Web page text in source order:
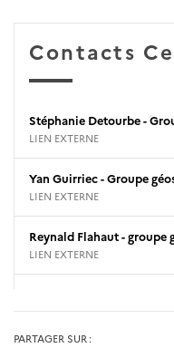
Contacts
Stéphanie Detourbe -
LIEN EXTERNE
Yan Guirriec - Groupe
LIEN EXTERNE
Reynald Flahaut - groupe
LIEN EXTERNE
PARTAGER SUR